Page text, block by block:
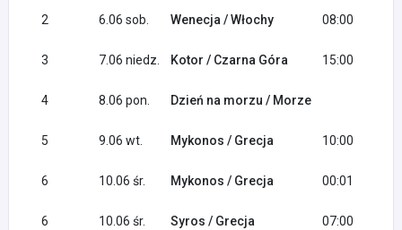
2 6.06 sob. Wenecja / Włochy 08:00
3 7.06 niedz. Kotor / Czarna Góra 15:00
4 8.06 pon. Dzień na morzu / Morze
5 9.06 wt. Mykonos / Grecja 10:00
6 10.06 śr. Mykonos / Grecja 00:01
6 10.06 śr. Syros / Grecja 07:00